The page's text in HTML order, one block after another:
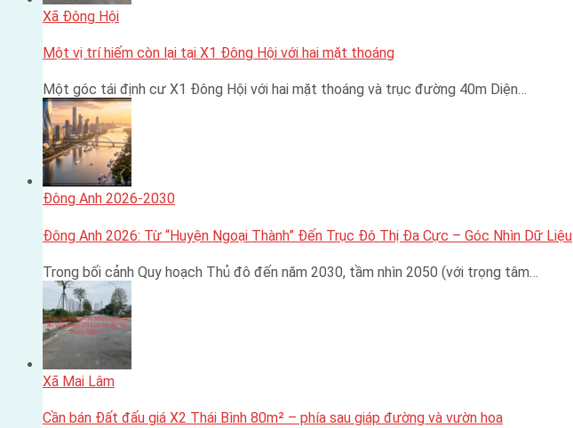
Xã Đông Hội
Một vị trí hiếm còn lại tại X1 Đông Hội với hai mặt thoáng
Một góc tái định cư X1 Đông Hội với hai mặt thoáng và trục đường 40m Diện…
Đông Anh 2026-2030
Đông Anh 2026: Từ “Huyện Ngoại Thành” Đến Trục Đô Thị Đa Cực – Góc Nhìn Dữ Liệu
Trong bối cảnh Quy hoạch Thủ đô đến năm 2030, tầm nhìn 2050 (với trọng tâm…
Xã Mai Lâm
Cần bán Đất đấu giá X2 Thái Bình 80m² – phía sau giáp đường và vườn hoa